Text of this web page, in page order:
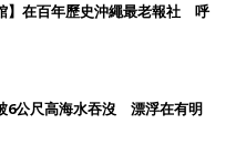
】在百年歷史沖繩最老報社 呼
6公尺高海水吞沒 漂浮在有明